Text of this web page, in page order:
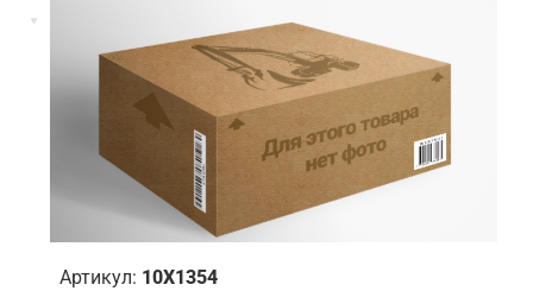
Артикул: 10X1354